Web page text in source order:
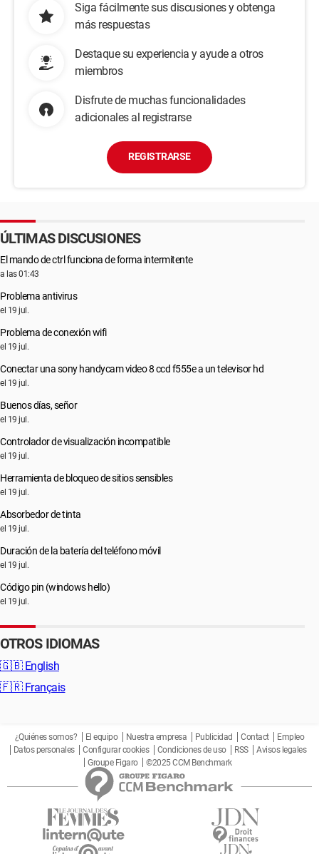
Siga fácilmente sus discusiones y obtenga
más respuestas
Destaque su experiencia y ayude a otros
miembros
Disfrute de muchas funcionalidades
adicionales al registrarse
REGISTRARSE
ÚLTIMAS DISCUSIONES
El mando de ctrl funciona de forma intermitente
a las 01:43
Problema antivirus
el 19 jul.
Problema de conexión wifi
el 19 jul.
Conectar una sony handycam video 8 ccd f555e a un televisor hd
el 19 jul.
Buenos días, señor
el 19 jul.
Controlador de visualización incompatible
el 19 jul.
Herramienta de bloqueo de sitios sensibles
el 19 jul.
Absorbedor de tinta
el 19 jul.
Duración de la batería del teléfono móvil
el 19 jul.
Código pin (windows hello)
el 19 jul.
OTROS IDIOMAS
🇬🇧 English
🇫🇷 Français
¿Quiénes somos? El equipo Nuestra empresa Publicidad Contact
Empleo
Datos personales
Configurar cookies Condiciones de uso RSS
Avisos legales
Groupe Figaro
©2025 CCM Benchmark